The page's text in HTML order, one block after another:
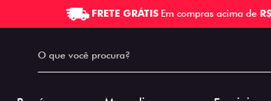
FRETE GRÁTIS Em compras acima de